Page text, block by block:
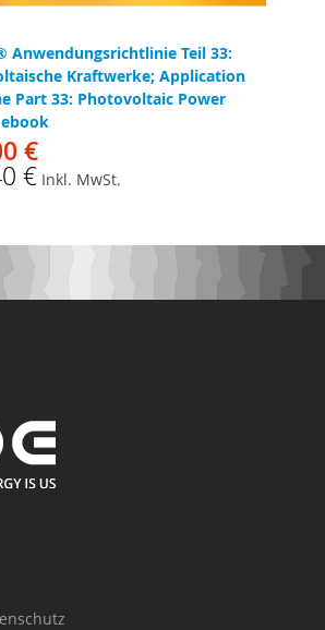
Anwendungsrichtlinie Teil 33:
Kraftwerke; Application
Part 33: Photovoltaic Power
€
€ Inkl. MwSt.